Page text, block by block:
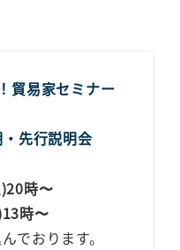
貿易家セミナー
先行説明会
時〜
時〜
でおります。